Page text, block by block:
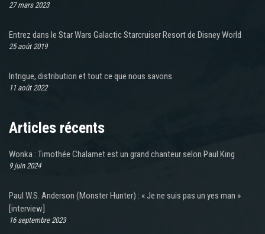
27 mars 2023
Entrez dans le Star Wars Galactic Starcruiser Resort de Disney World
25 août 2019
Intrigue, distribution et tout ce que nous savons
11 août 2022
Articles récents
Wonka : Timothée Chalamet est un grand chanteur selon Paul King
9 juin 2024
Paul W.S. Anderson (Monster Hunter) : « Je ne suis pas un yes man »
[interview]
16 septembre 2023